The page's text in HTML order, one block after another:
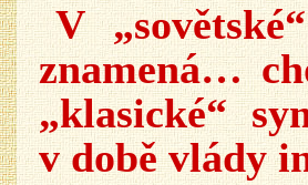
V
znamená…
„klasické“
v době vlády